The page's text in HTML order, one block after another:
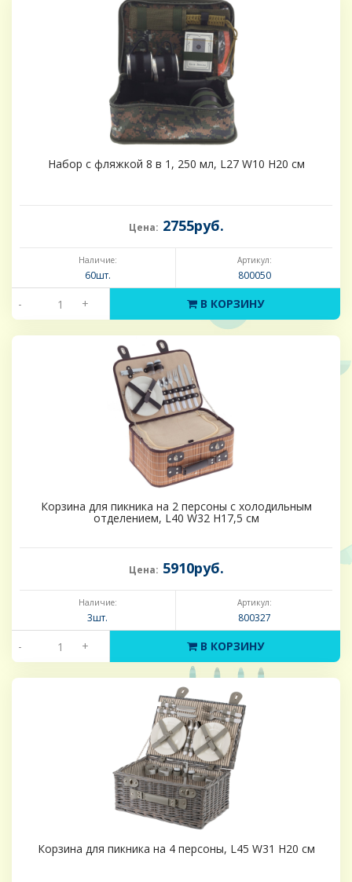
Набор с фляжкой 8 в 1, 250 мл, L27 W10 H20 см
Цена: 2755руб.
Наличие:
60шт.
Артикул:
800050
- + В КОРЗИНУ
Корзина для пикника на 2 персоны с холодильным
отделением, L40 W32 H17,5 см
Цена: 5910руб.
Наличие:
3шт.
Артикул:
800327
- + В КОРЗИНУ
Корзина для пикника на 4 персоны, L45 W31 H20 см